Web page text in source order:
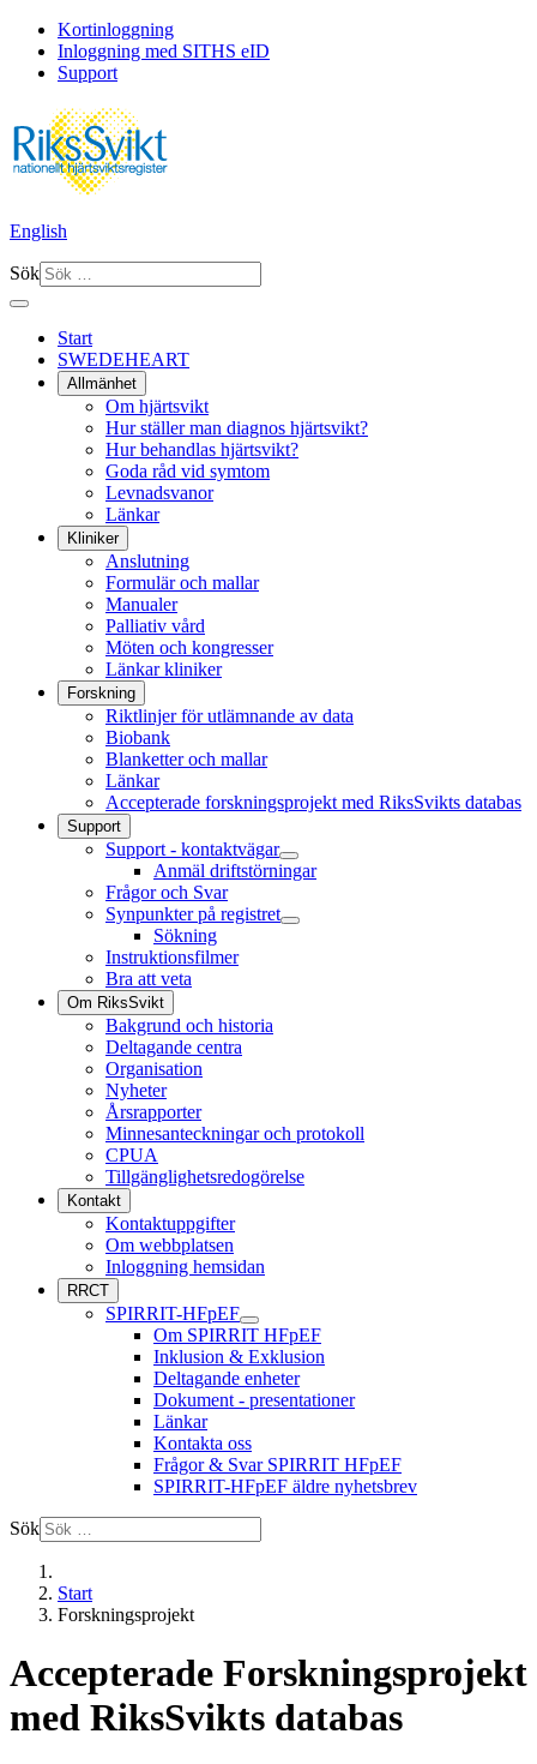
Kortinloggning
Inloggning med SITHS eID
Support
English
Sök
Start
SWEDEHEART
Allmänhet
Om hjärtsvikt
Hur ställer man diagnos hjärtsvikt?
Hur behandlas hjärtsvikt?
Goda råd vid symtom
Levnadsvanor
Länkar
Kliniker
Anslutning
Formulär och mallar
Manualer
Palliativ vård
Möten och kongresser
Länkar kliniker
Forskning
Riktlinjer för utlämnande av data
Biobank
Blanketter och mallar
Länkar
Accepterade forskningsprojekt med RiksSvikts databas
Support
Support - kontaktvägar
Anmäl driftstörningar
Frågor och Svar
Synpunkter på registret
Sökning
Instruktionsfilmer
Bra att veta
Om RiksSvikt
Bakgrund och historia
Deltagande centra
Organisation
Nyheter
Årsrapporter
Minnesanteckningar och protokoll
CPUA
Tillgänglighetsredogörelse
Kontakt
Kontaktuppgifter
Om webbplatsen
Inloggning hemsidan
RRCT
SPIRRIT-HFpEF
Om SPIRRIT HFpEF
Inklusion & Exklusion
Deltagande enheter
Dokument - presentationer
Länkar
Kontakta oss
Frågor & Svar SPIRRIT HFpEF
SPIRRIT-HFpEF äldre nyhetsbrev
Sök
Start
Forskningsprojekt
Accepterade Forskningsprojekt
med RiksSvikts databas